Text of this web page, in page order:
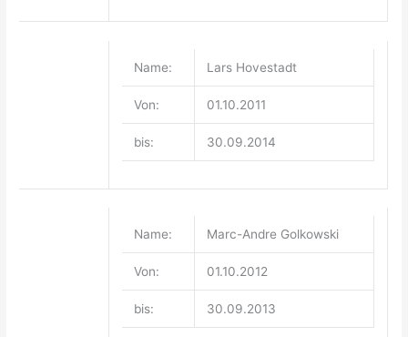
Name: Lars Hovestadt
Von: 01.10.2011
bis: 30.09.2014
Name: Marc-Andre Golkowski
Von: 01.10.2012
bis: 30.09.2013